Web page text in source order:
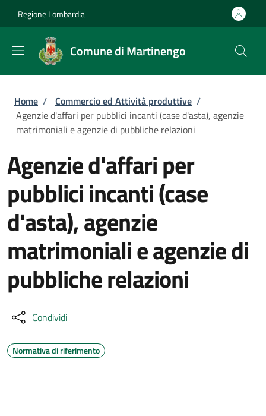
Regione Lombardia
Comune di Martinengo
Briciole di pane
Home / Commercio ed Attività produttive /
Agenzie d'affari per pubblici incanti (case d'asta), agenzie
matrimoniali e agenzie di pubbliche relazioni
Agenzie d'affari per
pubblici incanti (case
d'asta), agenzie
matrimoniali e agenzie di
pubbliche relazioni
Condividi
Normativa di riferimento